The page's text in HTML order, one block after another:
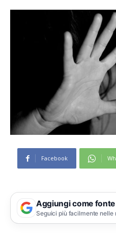
Facebook
Aggiungi come
Seguici più facilmente nelle